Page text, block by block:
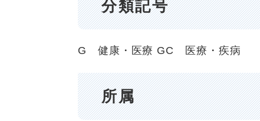
分類記号
G 健康・医療 GC 医療・疾病
所属